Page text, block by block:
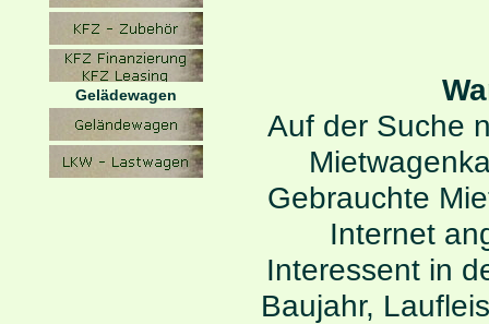
Gelädewagen
Auf der Suche
Gebrauchte
Internet
Interessent in
Baujahr,